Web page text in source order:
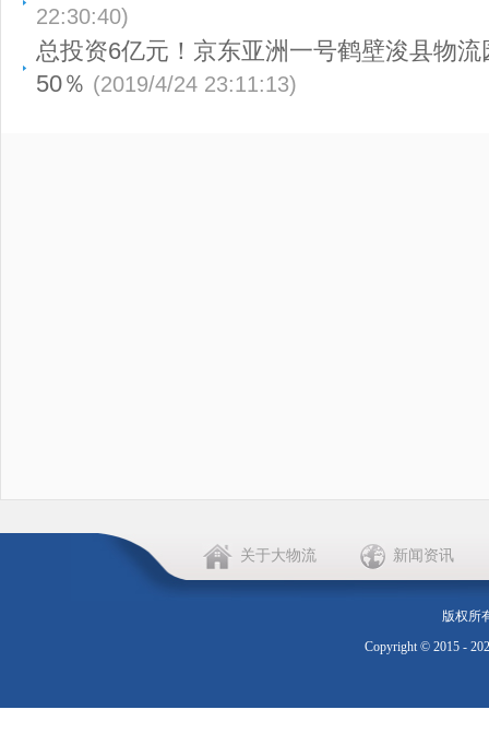
22:30:40)
总投资6亿元！京东亚洲一号鹤壁浚县物
50％ (2019/4/24 23:11:13)
关于大物流 新闻资讯
版权所
Copyright © 2015 -